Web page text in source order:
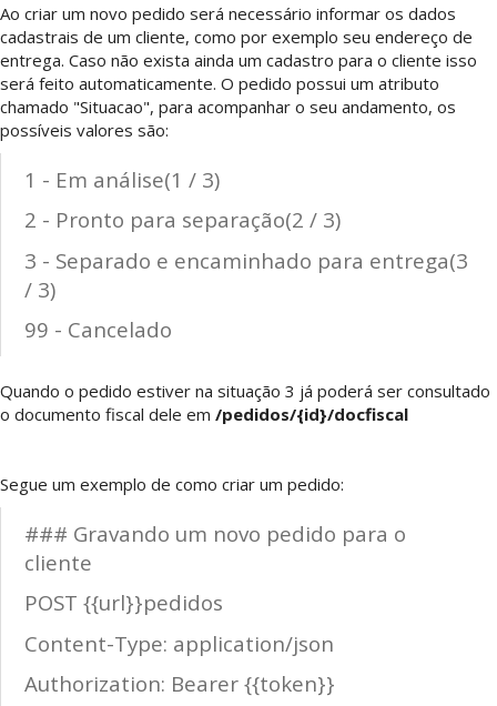
Ao criar um novo pedido será necessário informar os dados
cadastrais de um cliente, como por exemplo seu endereço de
entrega. Caso não exista ainda um cadastro para o cliente isso
será feito automaticamente. O pedido possui um atributo
chamado "Situacao", para acompanhar o seu andamento, os
possíveis valores são:
1 - Em análise(1 / 3)
2 - Pronto para separação(2 / 3)
3 - Separado e encaminhado para entrega(3
/ 3)
99 - Cancelado
Quando o pedido estiver na situação 3 já poderá ser consultado
o documento fiscal dele em /pedidos/{id}/docfiscal
Segue um exemplo de como criar um pedido:
### Gravando um novo pedido para o
cliente
POST {{url}}pedidos
Content-Type: application/json
Authorization: Bearer {{token}}